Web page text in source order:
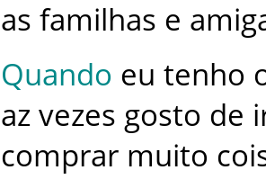
as familhas e
Quando eu tenho
az vezes gosto de
comprar muito